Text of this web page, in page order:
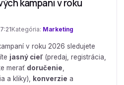
kampaní v roku
Kategória: Marketing
v roku 2026 sledujete
jasný cieľ (predaj, registrácia,
merať doručenie
a kliky), konverzie a